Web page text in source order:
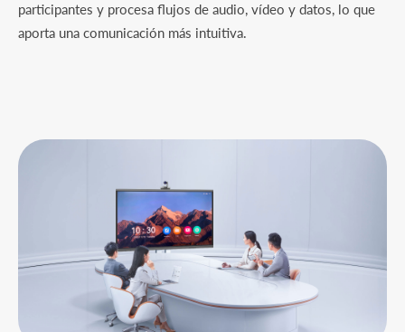
participantes y procesa flujos de audio, vídeo y datos, lo que
aporta una comunicación más intuitiva.